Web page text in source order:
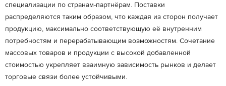
специализации по странам-партнёрам. Поставки
распределяются таким образом, что каждая из сторон получает
продукцию, максимально соответствующую её внутренним
потребностям и перерабатывающим возможностям. Сочетание
массовых товаров и продукции с высокой добавленной
стоимостью укрепляет взаимную зависимость рынков и делает
торговые связи более устойчивыми.